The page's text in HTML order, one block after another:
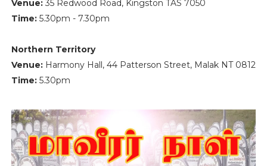
Venue:35 Redwood Road, Kingston TAS 7050
Time:5.30pm - 7.30pm
Northern Territory
Venue:Harmony Hall, 44 Patterson Street, Malak NT 0812
Time:5.30pm